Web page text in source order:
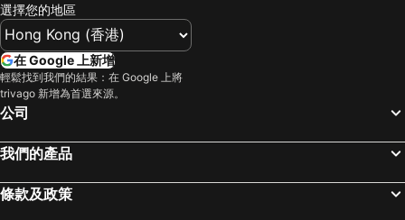
選擇您的地區
在 Google 上新增
輕鬆找到我們的結果：在 Google 上將
trivago 新增為首選來源。
公司
我們的產品
條款及政策